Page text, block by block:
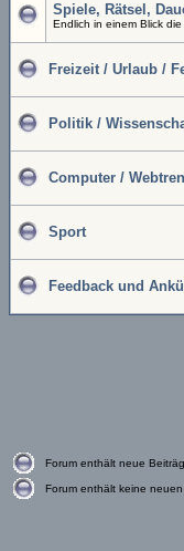
Spiele, Rätsel,
Endlich in einem Blick
Freizeit / Urlaub /
Politik /
Computer /
Sport
Feedback und
Forum enthält neue
Forum enthält keine neuen